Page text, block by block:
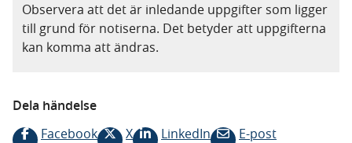
Observera att det är inledande uppgifter som ligger
till grund för notiserna. Det betyder att uppgifterna
kan komma att ändras.
Dela händelse
Facebook
X LinkedIn E-post